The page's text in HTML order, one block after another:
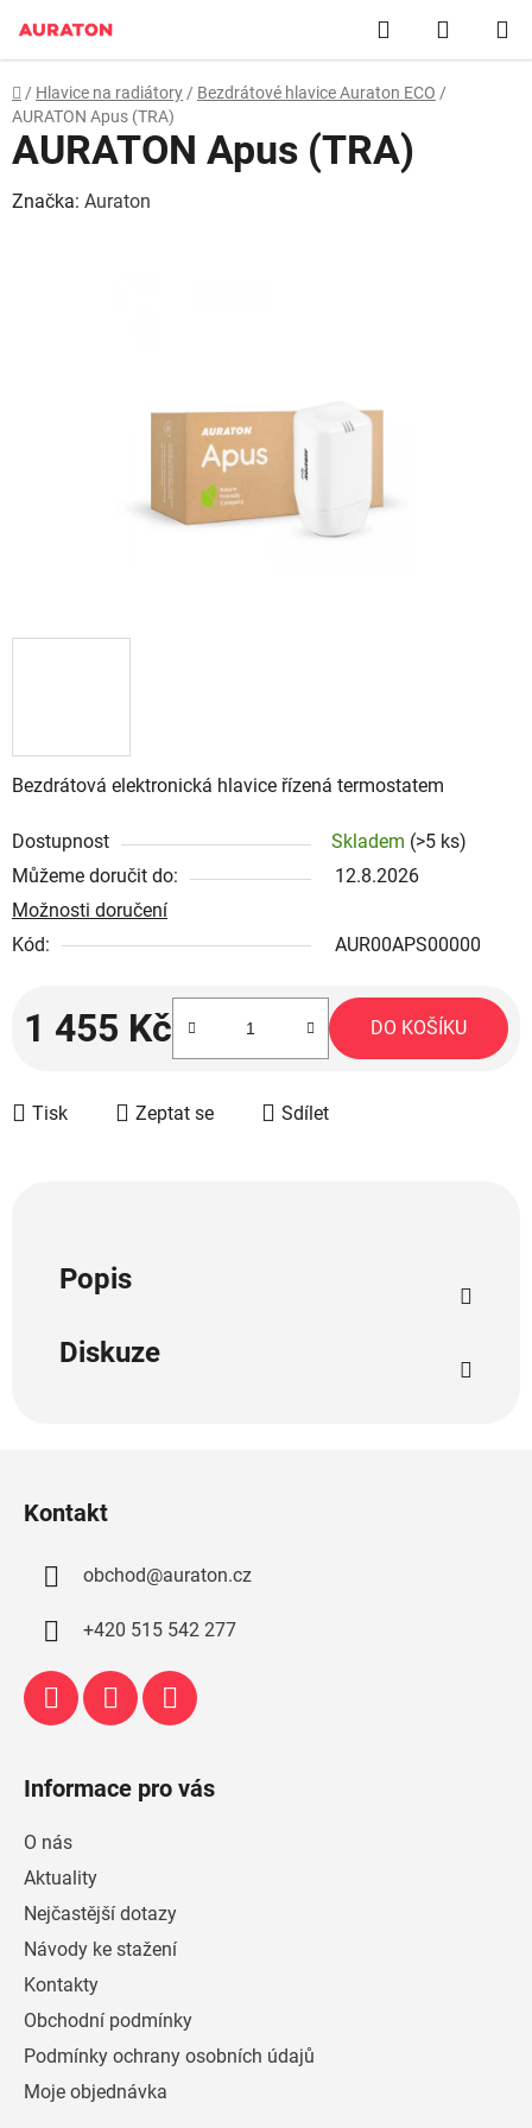
na
obsah
Hledat
KOŠÍK
Domů
/ Hlavice na radiátory / Bezdrátové hlavice Auraton ECO /
AURATON Apus (TRA)
Bezdrátová elektronická hlavice řízená termostatem
Dostupnost Skladem (>5 ks)
Můžeme doručit do:
12.8.2026
Možnosti doručení
Kód:
AUR00APS00000
1 455 Kč DO KOŠÍKU
Tisk Zeptat se Sdílet
AURATON Apus (TRA)
Značka: Auraton
Popis
Diskuze
Kontakt
obchod@auraton.cz
+420 515 542 277
Informace pro vás
O nás
Aktuality
Nejčastější dotazy
Návody ke stažení
Kontakty
Obchodní podmínky
Podmínky ochrany osobních údajů
Moje objednávka